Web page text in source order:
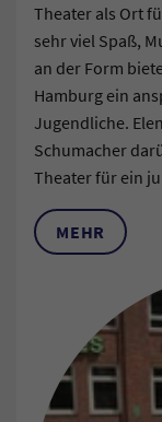
Theater als Ort
sehr viel Spaß,
an der Form
Hamburg ein
Jugendliche.
Schumacher
Theater für ein
MEHR